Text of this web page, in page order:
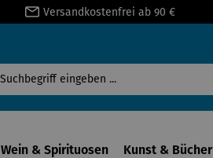
Versandkostenfrei ab 90 €
Wein & Spirituosen Kunst & Bücher